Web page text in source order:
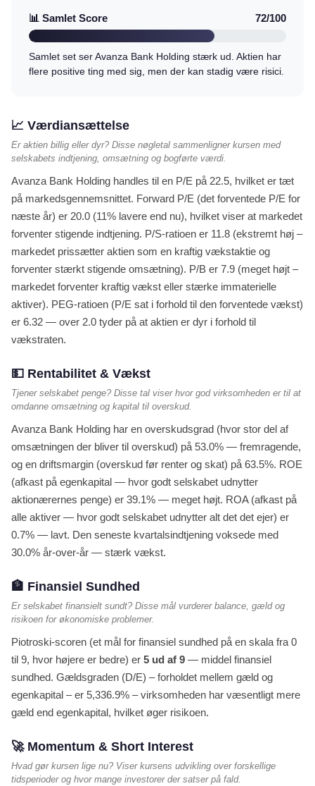
📊 Samlet Score 72/100
Samlet set ser Avanza Bank Holding stærk ud. Aktien har
flere positive ting med sig, men der kan stadig være risici.
📈 Værdiansættelse
Er aktien billig eller dyr? Disse nøgletal sammenligner kursen med
selskabets indtjening, omsætning og bogførte værdi.
Avanza Bank Holding handles til en P/E på 22.5, hvilket er tæt
på markedsgennemsnittet. Forward P/E (det forventede P/E for
næste år) er 20.0 (11% lavere end nu), hvilket viser at markedet
forventer stigende indtjening. P/S-ratioen er 11.8 (ekstremt høj –
markedet prissætter aktien som en kraftig vækstaktie og
forventer stærkt stigende omsætning). P/B er 7.9 (meget højt –
markedet forventer kraftig vækst eller stærke immaterielle
aktiver). PEG-ratioen (P/E sat i forhold til den forventede vækst)
er 6.32 — over 2.0 tyder på at aktien er dyr i forhold til
vækstraten.
💵 Rentabilitet & Vækst
Tjener selskabet penge? Disse tal viser hvor god virksomheden er til at
omdanne omsætning og kapital til overskud.
Avanza Bank Holding har en overskudsgrad (hvor stor del af
omsætningen der bliver til overskud) på 53.0% — fremragende,
og en driftsmargin (overskud før renter og skat) på 63.5%. ROE
(afkast på egenkapital — hvor godt selskabet udnytter
aktionærernes penge) er 39.1% — meget højt. ROA (afkast på
alle aktiver — hvor godt selskabet udnytter alt det det ejer) er
0.7% — lavt. Den seneste kvartalsindtjening voksede med
30.0% år-over-år — stærk vækst.
🏦 Finansiel Sundhed
Er selskabet finansielt sundt? Disse mål vurderer balance, gæld og
risikoen for økonomiske problemer.
Piotroski-scoren (et mål for finansiel sundhed på en skala fra 0
til 9, hvor højere er bedre) er 5 ud af 9 — middel finansiel
sundhed. Gældsgraden (D/E) – forholdet mellem gæld og
egenkapital – er 5,336.9% – virksomheden har væsentligt mere
gæld end egenkapital, hvilket øger risikoen.
🚀 Momentum & Short Interest
Hvad gør kursen lige nu? Viser kursens udvikling over forskellige
tidsperioder og hvor mange investorer der satser på fald.